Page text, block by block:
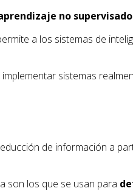
no supervisado
a los sistemas de
sistemas
de información a
son los que se usan para